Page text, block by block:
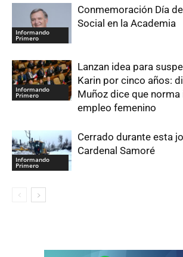
Informando
Primero
Conmemoración Día
Social en la Academia
Informando
Primero
Lanzan idea para
Karin por cinco años:
Muñoz dice que
empleo femenino
Informando
Primero
Cerrado durante esta
Cardenal Samoré